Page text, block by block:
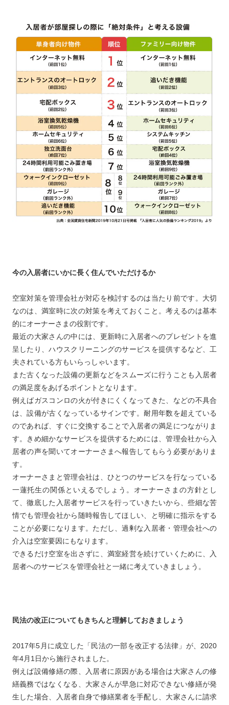
今の入居者にいかに長く住んでいただけるか
空室対策を管理会社が対応を検討するのは当たり前です。大切
なのは、満室時に次の対策を考えておくこと。考えるのは基本
的にオーナーさまの役割です。
最近の大家さんの中には、更新時に入居者へのプレゼントを進
呈したり、ハウスクリーニングのサービスを提供するなど、工
夫されている方もいらっしゃいます。
また古くなった設備の更新などをスムーズに行うことも入居者
の満足度をあげるポイントとなります。
例えばガスコンロの火が付きにくくなってきた、などの不具合
は、設備が古くなっているサインです。耐用年数を超えている
のであれば、すぐに交換することで入居者の満足につながりま
す。きめ細かなサービスを提供するためには、管理会社から入
居者の声を聞いてオーナーさまへ報告してもらう必要がありま
す。
オーナーさまと管理会社は、ひとつのサービスを行なっている
一蓮托生の関係といえるでしょう。オーナーさまの方針とし
て、徹底した入居者サービスを行っていきたいから、些細な苦
情でも管理会社から随時報告してほしい、と明確に指示をする
ことが必要になります。ただし、過剰な入居者・管理会社への
介入は空室要因にもなります。
できるだけ空室を出さずに、満室経営を続けていくために、入
居者へのサービスを管理会社と一緒に考えていきましょう。
民法の改正についてもきちんと理解しておきましょう
2017年5月に成立した「民法の一部を改正する法律」が、2020
年4月1日から施行されました。
例えば設備修繕の際、入居者に原因がある場合は大家さんの修
繕義務ではなくなる、大家さんが早急に対応できない修繕が発
生した場合、入居者自身で修繕業者を手配し、大家さんに請求